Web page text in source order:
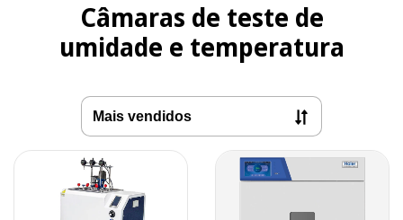
Câmaras de teste de
umidade e temperatura